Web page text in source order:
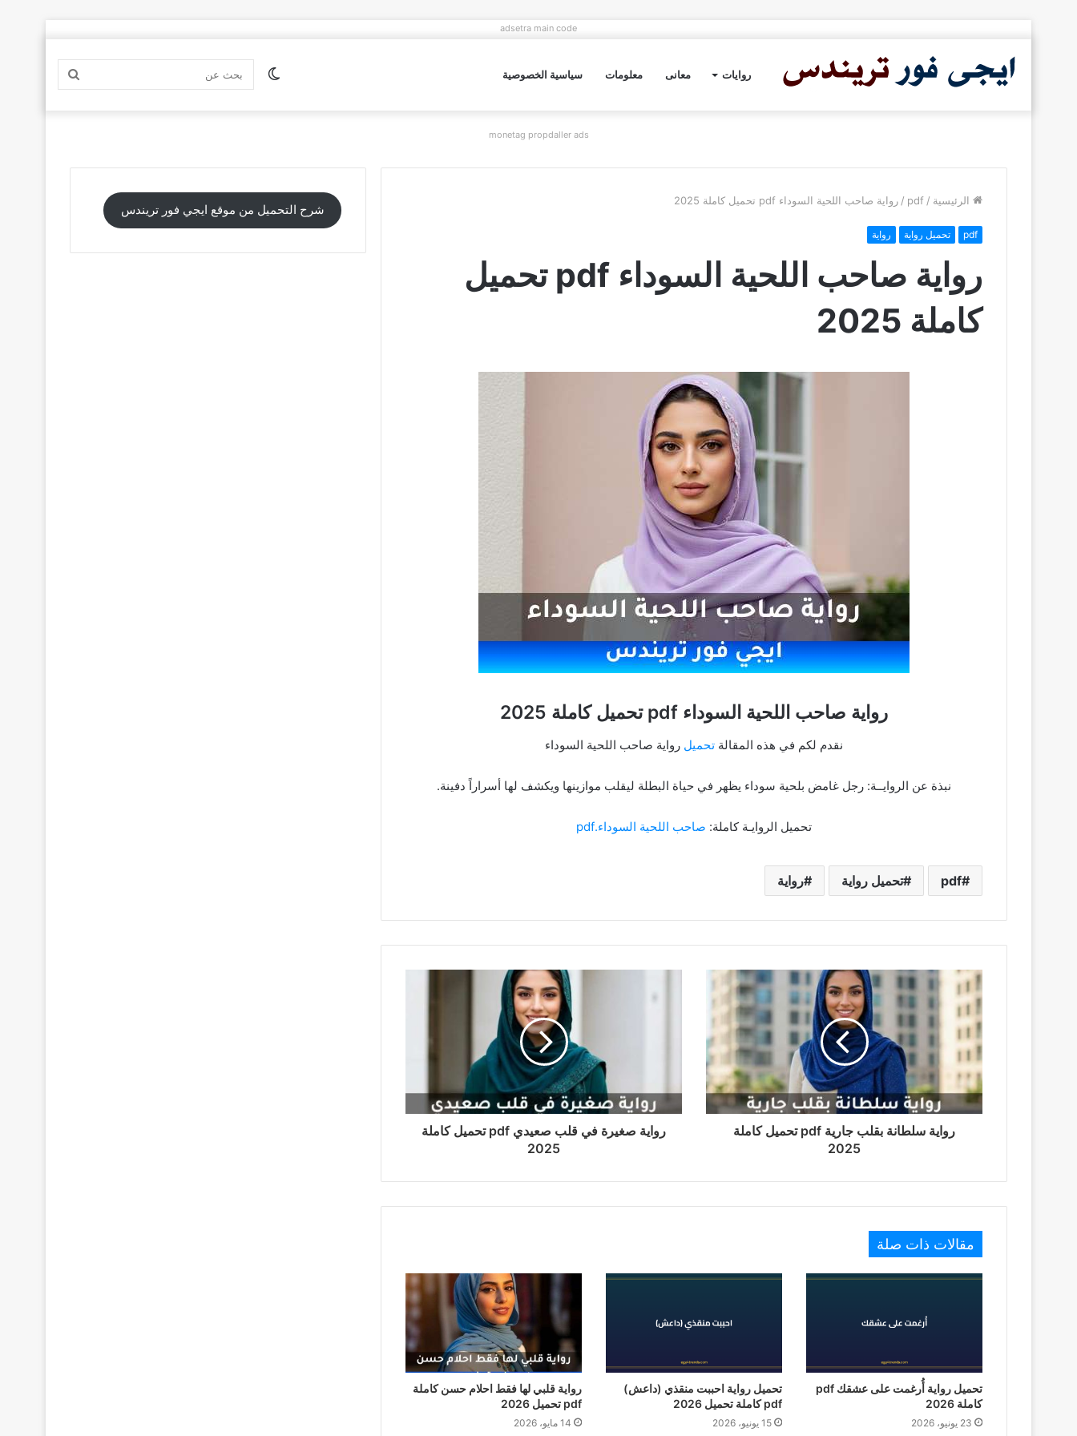
adsetra main code
روايات معانى معلومات سياسية الخصوصية بحث الوضع
monetag propdaller ads
الرئيسية /
pdf
/ رواية صاحب اللحية السوداء pdf تحميل كاملة 2025
pdf تحميل رواية رواية
رواية صاحب اللحية السوداء pdf تحميل
كاملة 2025
رواية صاحب اللحية السوداء pdf تحميل كاملة 2025
نقدم لكم في هذه المقالة تحميل رواية صاحب اللحية السوداء
نبذة عن الروايــة: رجل غامض بلحية سوداء يظهر في حياة البطلة ليقلب موازينها ويكشف لها أسراراً دفينة.
تحميل الروايـة كاملة: صاحب اللحية السوداء.pdf
pdf تحميل رواية رواية
رواية سلطانة بقلب جارية pdf تحميل كاملة
2025
رواية صغيرة في قلب صعيدي pdf تحميل كاملة
2025
مقالات ذات صلة
تحميل رواية أُرغمت على عشقك pdf
كاملة 2026
23 يونيو، 2026
تحميل رواية احببت منقذي (داعش)
pdf كاملة تحميل 2026
15 يونيو، 2026
رواية قلبي لها فقط احلام حسن كاملة
pdf تحميل 2026
14 مايو، 2026
شرح التحميل من موقع ايجي فور تريندس